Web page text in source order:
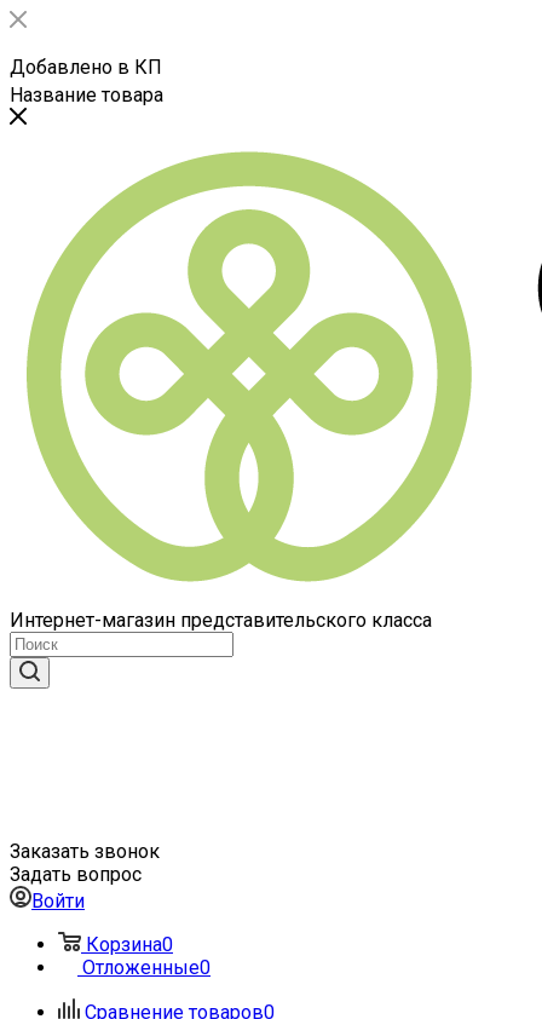
Добавлено в КП
Название товара
Интернет-магазин представительского класса
Заказать звонок
Задать вопрос
Войти
Корзина0
Отложенные0
Сравнение товаров0